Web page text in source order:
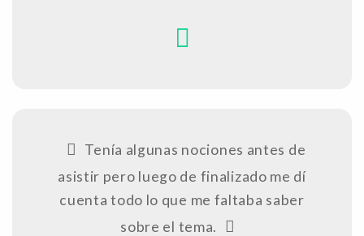
Tenía algunas nociones antes de
asistir pero luego de finalizado me dí
cuenta todo lo que me faltaba saber
sobre el tema.